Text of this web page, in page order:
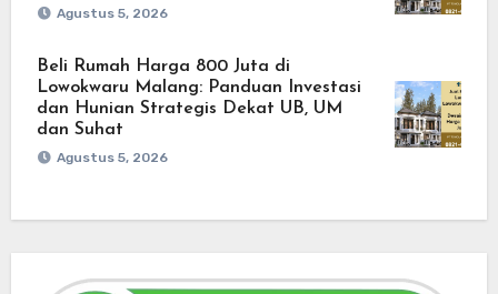
Agustus 5, 2026
Beli Rumah Harga 800 Juta di
Lowokwaru Malang: Panduan Investasi
dan Hunian Strategis Dekat UB, UM
dan Suhat
Agustus 5, 2026